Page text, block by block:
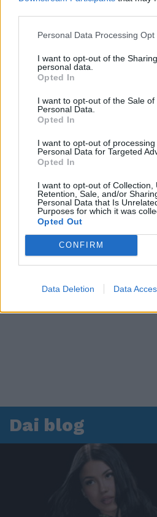
Personal Data Processing Opt
I want to opt-out of the
personal data.
Opted In
I want to opt-out of the Sale of
Personal Data.
Opted In
I want to opt-out of processing
Personal Data for Targeted
Opted In
I want to opt-out of Collection,
Retention, Sale, and/or
Personal Data that Is
Purposes for which it was
Opted Out
CONFIRM
Data Deletion Data
00:00
Leonardo Maria Del
in ospedale. Le
Dai blog